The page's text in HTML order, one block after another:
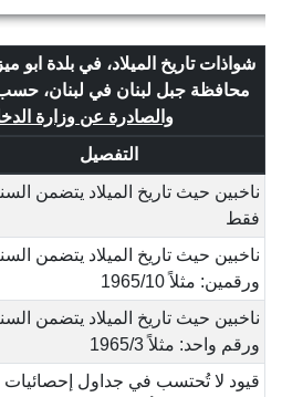
شواذات تاريخ الميلاد، في بلدة ابو
محافظة جبل لبنان في لبنان،
والصادرة عن وزارة الدخلية
التفصيل
ناخبين حيث تاريخ الميلاد يتضمن
فقط
ناخبين حيث تاريخ الميلاد يتضمن
ورقمين: مثلاً 1965/10
ناخبين حيث تاريخ الميلاد يتضمن
ورقم واحد: مثلاً 1965/3
قيود لا تُحتسب في جداول إحصائيات